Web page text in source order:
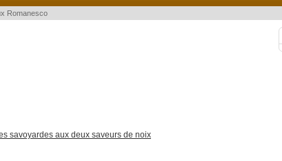
Romanesco
savoyardes aux deux saveurs de noix